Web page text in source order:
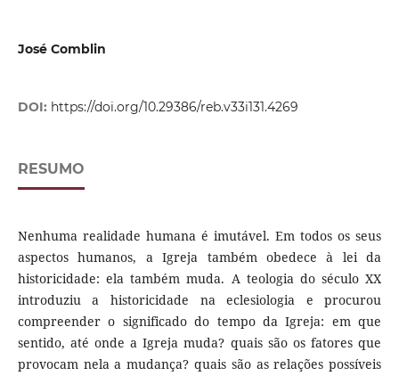
José Comblin
DOI: https://doi.org/10.29386/reb.v33i131.4269
RESUMO
Nenhuma realidade humana é imutável. Em todos os seus
aspectos humanos, a Igreja também obedece à lei da
historicidade: ela também muda. A teologia do século XX
introduziu a historicidade na eclesiologia e procurou
compreender o significado do tempo da Igreja: em que
sentido, até onde a Igreja muda? quais são os fatores que
provocam nela a mudança? quais são as relações possíveis